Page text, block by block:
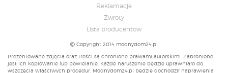
Reklamacje
Zwroty
Lista producentow
Copyright 2014 modnydom24.pl
Prezentowane zdjęcia oraz treści są chronione prawami autorskimi. Zabronione
jest ich kopiowanie lub powielanie. Każde naruszenie będzie uprawniało do
wszczęcia właściwych procedur. Modnydom24.pl będzie dochodził naprawienia